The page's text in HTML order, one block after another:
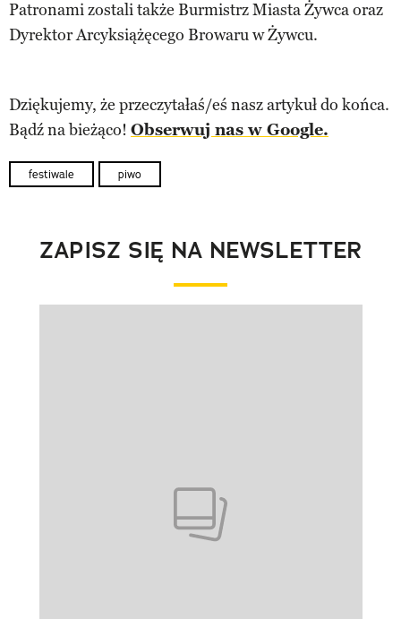
Patronami zostali także Burmistrz Miasta Żywca oraz
Dyrektor Arcyksiążęcego Browaru w Żywcu.
Dziękujemy, że przeczytałaś/eś nasz artykuł do końca.
Bądź na bieżąco! Obserwuj nas w Google.
festiwale piwo
ZAPISZ SIĘ NA NEWSLETTER